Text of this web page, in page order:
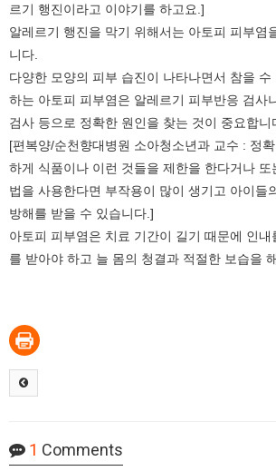
르기 행진이라고 이야기를 하고요.]
알레르기 행진을 막기 위해서는 아토피 피부염
니다.
다양한 모양의 피부 습진이 나타나면서 참을
하는 아토피 피부염은 알레르기 피부반응 검사
검사 등으로 정확한 원인을 찾는 것이 중요합니
[편복양/순천향대병원 소아청소년과 교수 : 정
하게 식품이나 이런 것들을 제한을 한다거나 또
법을 사용한다면 부작용이 많이 생기고 아이들
방해를 받을 수 있습니다.]
아토피 피부염은 치료 기간이 길기 때문에 인내
를 받아야 하고 늘 몸의 청결과 적절한 보습을
1 Comments